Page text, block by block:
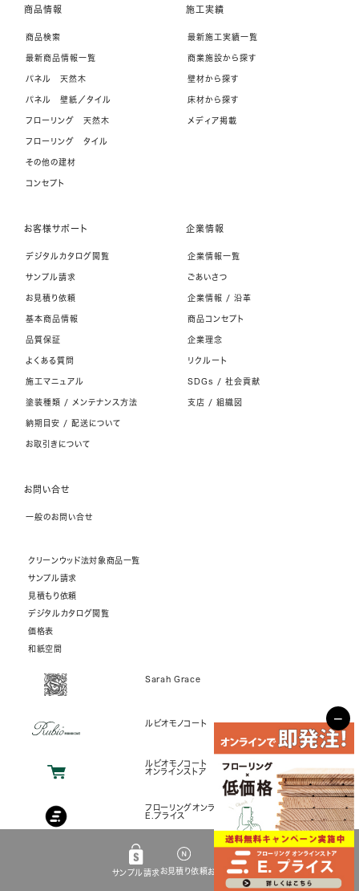
サンプル請求 お見積り依頼お問い合せ
商品情報
商品検索
最新商品情報一覧
パネル 天然木
パネル 壁紙／タイル
フローリング 天然木
フローリング タイル
その他の建材
コンセプト
施工実績
最新施工実績一覧
商業施設から探す
壁材から探す
床材から探す
メディア掲載
お客様サポート
デジタルカタログ閲覧
サンプル請求
お見積り依頼
基本商品情報
品質保証
よくある質問
施工マニュアル
塗装種類 / メンテナンス方法
納期目安 / 配送について
お取引きについて
企業情報
企業情報一覧
ごあいさつ
企業情報 / 沿革
商品コンセプト
企業理念
リクルート
SDGs / 社会貢献
支店 / 組織図
お問い合せ
一般のお問い合せ
クリーンウッド法対象商品一覧
サンプル請求
見積もり依頼
デジタルカタログ閲覧
価格表
和紙空間
Sarah Grace
ルビオモノコート
ルビオモノコート
オンラインストア
フローリングオンラインストア
E.プライス
COPYRIGHT© NISSIN EX. CO., LTD.
−